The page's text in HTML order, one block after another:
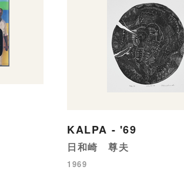
KALPA - '69
日和崎 尊夫
1969